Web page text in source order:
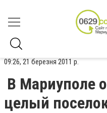
09:26, 21 березня 2011 р.
В Мариуполе
целый